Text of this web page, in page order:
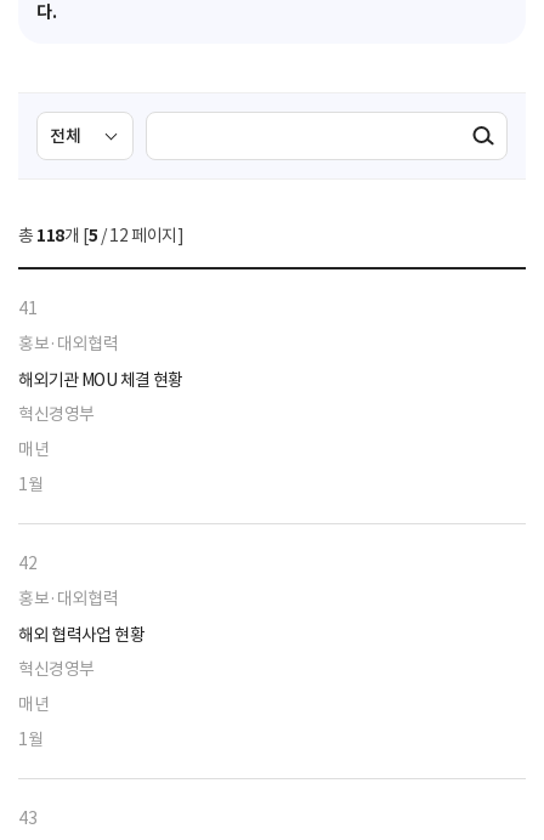
다.
검
색
선
택
색
검색실행
총 118개 [5 / 12 페이지]
41
홍보·대외협력
해외기관 MOU 체결 현황
혁신경영부
매년
1월
42
홍보·대외협력
해외 협력사업 현황
혁신경영부
매년
1월
43